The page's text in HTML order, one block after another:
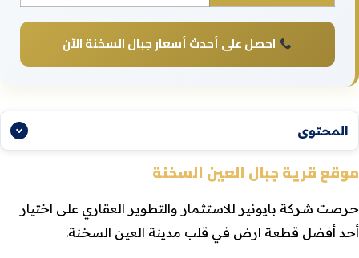
احصل على أحدث أسعار جبال السخنة الآن
المحتوى
موقع قرية جبال العين السخنة
حرصت شركة بايونير للاستثمار والتطوير العقاري على اختيار
أحد أفضل قطعة ارض في قلب مدينة العين السخنة.